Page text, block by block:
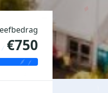
€750